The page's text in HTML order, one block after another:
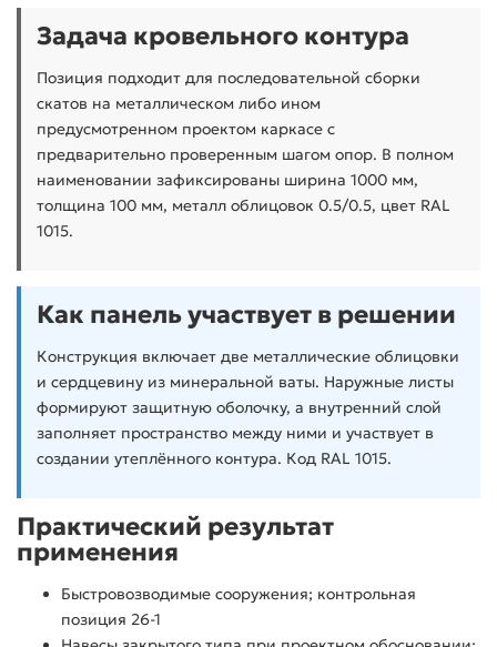
Задача кровельного контура
Позиция подходит для последовательной сборки
скатов на металлическом либо ином
предусмотренном проектом каркасе с
предварительно проверенным шагом опор. В полном
наименовании зафиксированы ширина 1000 мм,
толщина 100 мм, металл облицовок 0.5/0.5, цвет RAL
1015.
Как панель участвует в решении
Конструкция включает две металлические облицовки
и сердцевину из минеральной ваты. Наружные листы
формируют защитную оболочку, а внутренний слой
заполняет пространство между ними и участвует в
создании утеплённого контура. Код RAL 1015.
Практический результат
применения
Быстровозводимые сооружения; контрольная
позиция 26-1